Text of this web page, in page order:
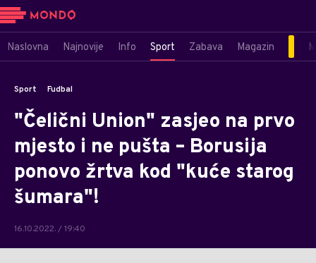
Naslovna Najnovije Info Sport Zabava Magazin
Sport Fudbal
"Čelični Union" zasjeo na prvo
mjesto i ne pušta – Borusija
ponovo žrtva kod "kuće starog
šumara"!
16.10.2022. / 19:40